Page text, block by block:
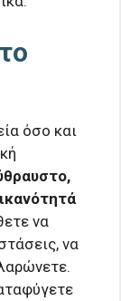
όσο και
να
να